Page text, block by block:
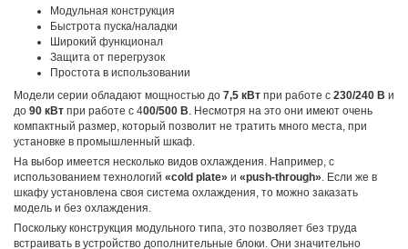
Модульная конструкция
Быстрота пуска/наладки
Широкий функционал
Защита от перегрузок
Простота в использовании
Модели серии обладают мощностью до 7,5 кВт при работе с 230/240 В и
до 90 кВт при работе с 400/500 В. Несмотря на это они имеют очень
компактный размер, который позволит не тратить много места, при
установке в промышленный шкаф.
На выбор имеется несколько видов охлаждения. Например, с
использованием технологий «cold plate» и «push-through». Если же в
шкафу установлена своя система охлаждения, то можно заказать
модель и без охлаждения.
Поскольку конструкция модульного типа, это позволяет без труда
встраивать в устройство дополнительные блоки. Они значительно